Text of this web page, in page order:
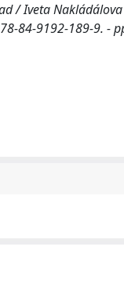
/ Iveta
84-9192-189-9. -